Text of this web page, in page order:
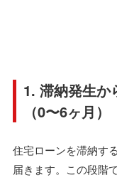
1. 滞納発生か
（0〜6ヶ月）
住宅ローンを滞納す
届きます。この段階